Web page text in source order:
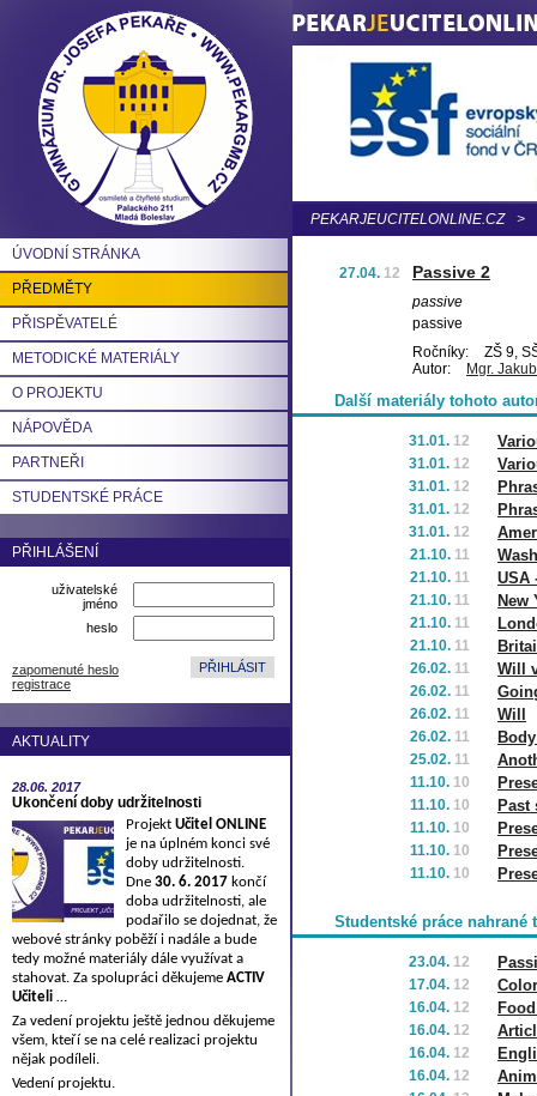
ÚVODNÍ STRÁNKA
PŘEDMĚTY
PŘISPĚVATELÉ
METODICKÉ MATERIÁLY
O PROJEKTU
NÁPOVĚDA
PARTNEŘI
STUDENTSKÉ PRÁCE
PŘIHLÁŠENÍ
uživatelské
jméno
heslo
zapomenuté heslo
registrace
AKTUALITY
28.06. 2017
Ukončení doby udržitelnosti
Projekt Učitel ONLINE
je na úplném konci své
doby udržitelnosti.
Dne 30. 6. 2017 končí
doba udržitelnosti, ale
podařilo se dojednat, že
webové stránky poběží i nadále a bude
tedy možné materiály dále využívat a
stahovat. Za spolupráci děkujeme ACTIV
Učiteli …
Za vedení projektu ještě jednou děkujeme
všem, kteří se na celé realizaci projektu
nějak podíleli.
Vedení projektu.
PEKARJEUCITELONLINE.CZ >
27.04. 12 Passive 2
passive
passive
Ročníky:
ZŠ 9,
Autor:
Mgr.
Další materiály tohoto
31.01. 12
31.01. 12
31.01. 12
31.01. 12
31.01. 12
21.10. 11
21.10. 11 USA
21.10. 11 New
21.10. 11
21.10. 11
26.02. 11 Will
26.02. 11
26.02. 11 Will
26.02. 11
25.02. 11
11.10. 10
11.10. 10 Past
11.10. 10
11.10. 10
11.10. 10
Studentské práce nahrané
23.04. 12
17.04. 12
16.04. 12
16.04. 12
16.04. 12
16.04. 12